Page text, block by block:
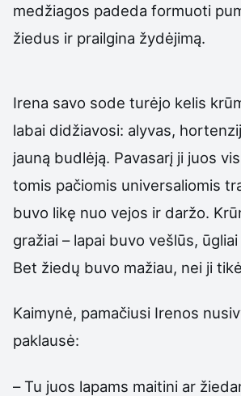
medžiagos padeda formuoti
žiedus ir prailgina žydėjimą.
Irena savo sode turėjo kelis
labai didžiavosi: alyvas,
jauną budlėją. Pavasarį ji juos
tomis pačiomis universaliomis
buvo likę nuo vejos ir daržo.
gražiai – lapai buvo vešlūs,
Bet žiedų buvo mažiau, nei ji
Kaimynė, pamačiusi Irenos
paklausė:
– Tu juos lapams maitini ar